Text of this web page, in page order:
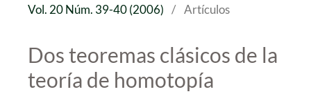
Vol. 20 Núm. 39-40 (2006) / Artículos
Dos teoremas clásicos de la
teoría de homotopía